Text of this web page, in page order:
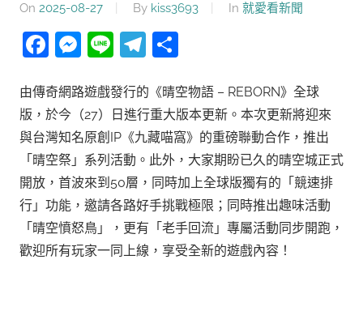
On 2025-08-27 By kiss3693 In 就愛看新聞
Facebook
Messenger
LineTelegram
由傳奇網路遊戲發行的《晴空物語 – REBORN》全球
版，於今（27）日進行重大版本更新。本次更新將迎來
與台灣知名原創IP《九藏喵窩》的重磅聯動合作，推出
「晴空祭」系列活動。此外，大家期盼已久的晴空城正式
開放，首波來到50層，同時加上全球版獨有的「競速排
行」功能，邀請各路好手挑戰極限；同時推出趣味活動
「晴空憤怒鳥」，更有「老手回流」專屬活動同步開跑，
歡迎所有玩家一同上線，享受全新的遊戲內容！